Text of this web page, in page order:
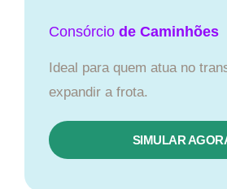
Consórcio de Caminhões
Ideal para quem atua no
expandir a frota.
SIMULAR